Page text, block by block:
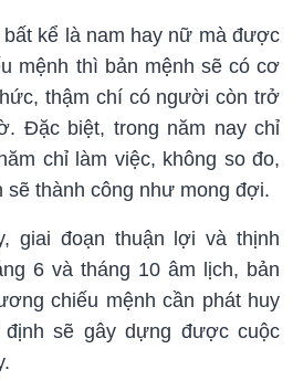
bất kể là nam hay nữ mà được
mệnh thì bản mệnh sẽ có cơ
thậm chí có người còn trở
Đặc biệt, trong năm nay chỉ
chỉ làm việc, không so đo,
sẽ thành công như mong đợi.
giai đoạn thuận lợi và thịnh
6 và tháng 10 âm lịch, bản
chiếu mệnh cần phát huy
định sẽ gây dựng được cuộc